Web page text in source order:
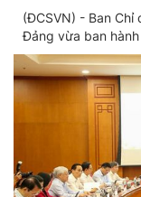
Đảng
(ĐCSVN) - Ban
Đảng vừa ban hành